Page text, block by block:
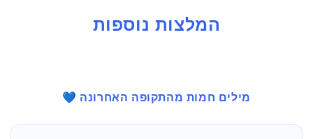
המלצות נוספות
מילים חמות מהתקופה האחרונה 💙